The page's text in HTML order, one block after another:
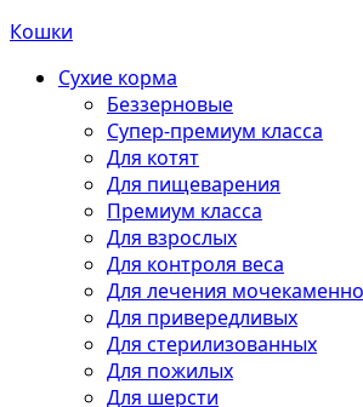
Кошки
Сухие корма
Беззерновые
Супер-премиум класса
Для котят
Для пищеварения
Премиум класса
Для взрослых
Для контроля веса
Для лечения
Для привередливых
Для стерилизованных
Для пожилых
Для шерсти